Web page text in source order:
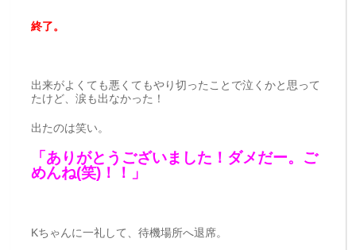
終了。
出来がよくても悪くてもやり切ったことで泣くかと思って
たけど、涙も出なかった！
出たのは笑い。
「ありがとうございました！ダメだー。ご
めんね(笑)！！」
Kちゃんに一礼して、待機場所へ退席。